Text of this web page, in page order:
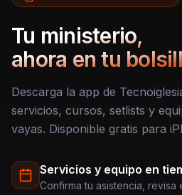
Tu ministerio,
ahora en tu
Descarga la app de
servicios, cursos, setlists y
vayas. Disponible gratis para
Servicios y equipo en
Confirma tu asistencia,